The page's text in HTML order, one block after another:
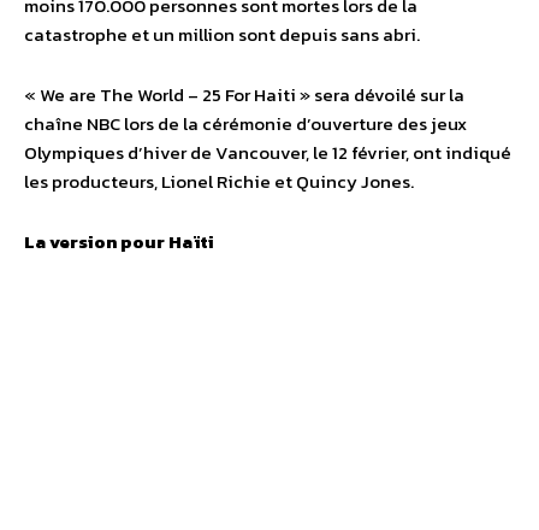
moins 170.000 personnes sont mortes lors de la
catastrophe et un million sont depuis sans abri.
« We are The World – 25 For Haiti » sera dévoilé sur la
chaîne NBC lors de la cérémonie d’ouverture des jeux
Olympiques d’hiver de Vancouver, le 12 février, ont indiqué
les producteurs, Lionel Richie et Quincy Jones.
La version pour Haïti